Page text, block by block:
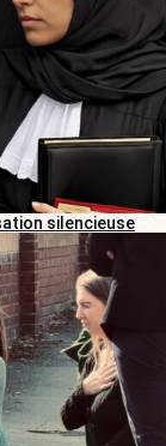
silencieuse